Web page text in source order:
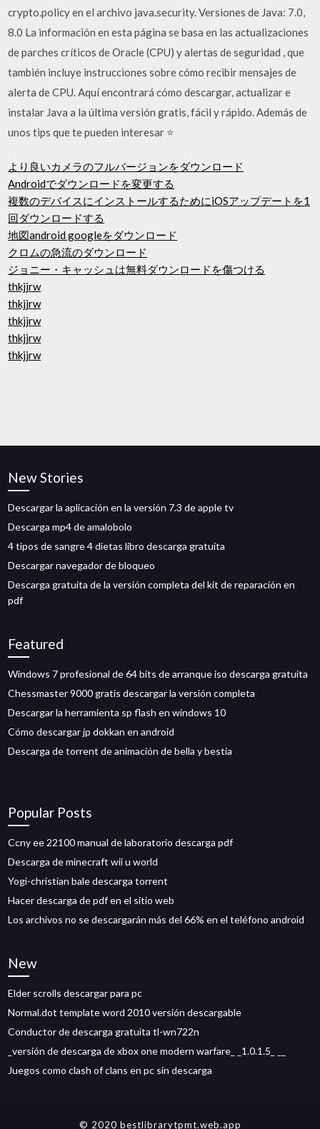
crypto.policy en el archivo java.security. Versiones de Java: 7.0,
8.0 La información en esta página se basa en las actualizaciones
de parches críticos de Oracle (CPU) y alertas de seguridad , que
también incluye instrucciones sobre cómo recibir mensajes de
alerta de CPU. Aquí encontrará cómo descargar, actualizar e
instalar Java a la última versión gratis, fácil y rápido. Además de
unos tips que te pueden interesar ⭐
より良いカメラのフルバージョンをダウンロード
Androidでダウンロードを変更する
複数のデバイスにインストールするためにiOSアップデートを1
回ダウンロードする
地図android googleをダウンロード
クロムの急流のダウンロード
ジョニー・キャッシュは無料ダウンロードを傷つける
thkjjrw
thkjjrw
thkjjrw
thkjjrw
thkjjrw
New Stories
Descargar la aplicación en la versión 7.3 de apple tv
Descarga mp4 de amalobolo
4 tipos de sangre 4 dietas libro descarga gratuita
Descargar navegador de bloqueo
Descarga gratuita de la versión completa del kit de reparación en
pdf
Featured
Windows 7 profesional de 64 bits de arranque iso descarga gratuita
Chessmaster 9000 gratis descargar la versión completa
Descargar la herramienta sp flash en windows 10
Cómo descargar jp dokkan en android
Descarga de torrent de animación de bella y bestia
Popular Posts
Ccny ee 22100 manual de laboratorio descarga pdf
Descarga de minecraft wii u world
Yogi-christian bale descarga torrent
Hacer descarga de pdf en el sitio web
Los archivos no se descargarán más del 66% en el teléfono android
New
Elder scrolls descargar para pc
Normal.dot template word 2010 versión descargable
Conductor de descarga gratuita tl-wn722n
_versión de descarga de xbox one modern warfare_ _1.0.1.5_ __
Juegos como clash of clans en pc sin descarga
© 2020 bestlibrarytpmt.web.app